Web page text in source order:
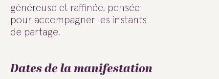
généreuse et raffinée, pensée
pour accompagner les instants
de partage.
Dates de la manifestation